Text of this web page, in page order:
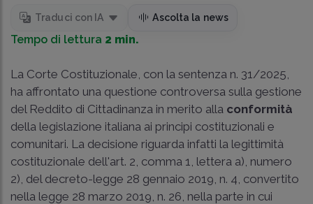
Traduci con IA Ascolta la news
Tempo di lettura 2 min.
La Corte Costituzionale, con la sentenza n. 31/2025
ha affrontato una questione controversa sulla gestione
del Reddito di Cittadinanza in merito alla conformità
della legislazione italiana ai principi costituzionali e
comunitari. La decisione riguarda infatti la legittimità
costituzionale dell'art. 2, comma 1, lettera a), numero
2), del decreto-legge 28 gennaio 2019, n. 4, convertito
nella legge 28 marzo 2019, n. 26, nella parte in cui